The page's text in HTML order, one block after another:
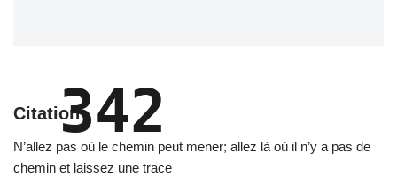
Citation
N’allez pas où le chemin peut mener; allez là où il n’y a pas de
chemin et laissez une trace
342